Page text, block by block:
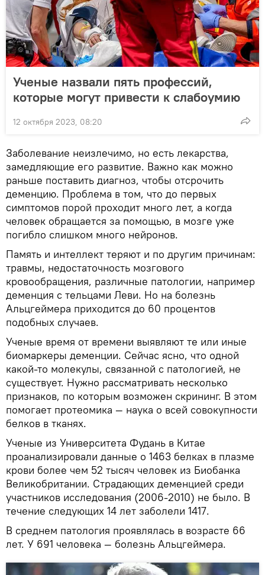
Ученые назвали пять профессий,
которые могут привести к слабоумию
12 октября 2023, 08:20
Заболевание неизлечимо, но есть лекарства,
замедляющие его развитие. Важно как можно
раньше поставить диагноз, чтобы отсрочить
деменцию. Проблема в том, что до первых
симптомов порой проходит много лет, а когда
человек обращается за помощью, в мозге уже
погибло слишком много нейронов.
Память и интеллект теряют и по другим причинам:
травмы, недостаточность мозгового
кровообращения, различные патологии, например
деменция с тельцами Леви. Но на болезнь
Альцгеймера приходится до 60 процентов
подобных случаев.
Ученые время от времени выявляют те или иные
биомаркеры деменции. Сейчас ясно, что одной
какой-то молекулы, связанной с патологией, не
существует. Нужно рассматривать несколько
признаков, по которым возможен скрининг. В этом
помогает протеомика — наука о всей совокупности
белков в тканях.
Ученые из Университета Фудань в Китае
проанализировали данные о 1463 белках в плазме
крови более чем 52 тысяч человек из Биобанка
Великобритании. Страдающих деменцией среди
участников исследования (2006-2010) не было. В
течение следующих 14 лет заболели 1417.
В среднем патология проявлялась в возрасте 66
лет. У 691 человека — болезнь Альцгеймера.